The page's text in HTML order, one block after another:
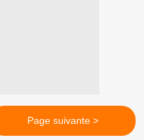
Page suivante >